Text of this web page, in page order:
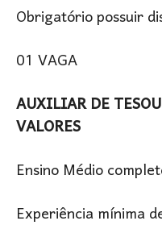
Obrigatório possuir
01 VAGA
AUXILIAR DE
VALORES
Ensino Médio
Experiência mínima